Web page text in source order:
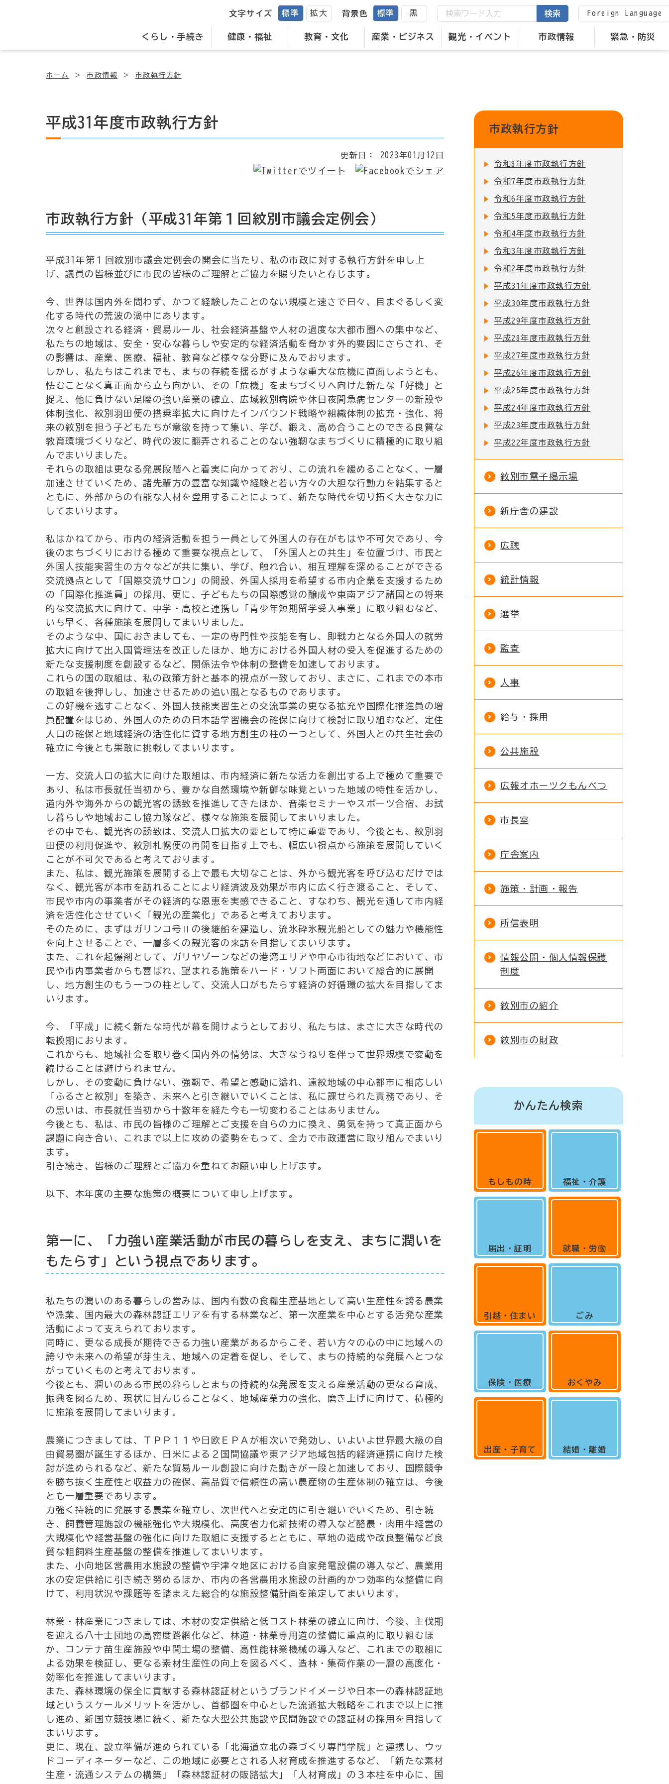
くらし・手続き 健康・福祉 教育・文化 産業・ビジネス 観光・イベント 市政情報 緊急・防災
文字サイズ 標準 拡大 背景色 標準 黒 検索 Foreign Language
ホーム 市政情報 市政執行方針
平成31年度市政執行方針
更新日： 2023年01月12日
市政執行方針（平成31年第１回紋別市議会定例会）
平成31年第１回紋別市議会定例会の開会に当たり、私の市政に対する執行方針を申し上
げ、議員の皆様並びに市民の皆様のご理解とご協力を賜りたいと存じます。
今、世界は国内外を問わず、かつて経験したことのない規模と速さで日々、目まぐるしく変
化する時代の荒波の渦中にあります。
次々と創設される経済・貿易ルール、社会経済基盤や人材の過度な大都市圏への集中など、
私たちの地域は、安全・安心な暮らしや安定的な経済活動を脅かす外的要因にさらされ、そ
の影響は、産業、医療、福祉、教育など様々な分野に及んでおります。
しかし、私たちはこれまでも、まちの存続を揺るがすような重大な危機に直面しようとも、
怯むことなく真正面から立ち向かい、その「危機」をまちづくりへ向けた新たな「好機」と
捉え、他に負けない足腰の強い産業の確立、広域紋別病院や休日夜間急病センターの新設や
体制強化、紋別羽田便の搭乗率拡大に向けたインバウンド戦略や組織体制の拡充・強化、将
来の紋別を担う子どもたちが意欲を持って集い、学び、鍛え、高め合うことのできる良質な
教育環境づくりなど、時代の波に翻弄されることのない強靭なまちづくりに積極的に取り組
んでまいりました。
それらの取組は更なる発展段階へと着実に向かっており、この流れを緩めることなく、一層
加速させていくため、諸先輩方の豊富な知識や経験と若い方々の大胆な行動力を結集すると
ともに、外部からの有能な人材を登用することによって、新たな時代を切り拓く大きな力に
してまいります。
私はかねてから、市内の経済活動を担う一員として外国人の存在がもはや不可欠であり、今
後のまちづくりにおける極めて重要な視点として、「外国人との共生」を位置づけ、市民と
外国人技能実習生の方々などが共に集い、学び、触れ合い、相互理解を深めることができる
交流拠点として「国際交流サロン」の開設、外国人採用を希望する市内企業を支援するため
の「国際化推進員」の採用、更に、子どもたちの国際感覚の醸成や東南アジア諸国との将来
的な交流拡大に向けて、中学・高校と連携し「青少年短期留学受入事業」に取り組むなど、
いち早く、各種施策を展開してまいりました。
そのような中、国におきましても、一定の専門性や技能を有し、即戦力となる外国人の就労
拡大に向けて出入国管理法を改正したほか、地方における外国人材の受入を促進するための
新たな支援制度を創設するなど、関係法令や体制の整備を加速しております。
これらの国の取組は、私の政策方針と基本的視点が一致しており、まさに、これまでの本市
の取組を後押しし、加速させるための追い風となるものであります。
この好機を逃すことなく、外国人技能実習生との交流事業の更なる拡充や国際化推進員の増
員配置をはじめ、外国人のための日本語学習機会の確保に向けて検討に取り組むなど、定住
人口の確保と地域経済の活性化に資する地方創生の柱の一つとして、外国人との共生社会の
確立に今後とも果敢に挑戦してまいります。
一方、交流人口の拡大に向けた取組は、市内経済に新たな活力を創出する上で極めて重要で
あり、私は市長就任当初から、豊かな自然環境や新鮮な味覚といった地域の特性を活かし、
道内外や海外からの観光客の誘致を推進してきたほか、音楽セミナーやスポーツ合宿、お試
し暮らしや地域おこし協力隊など、様々な施策を展開してまいりました。
その中でも、観光客の誘致は、交流人口拡大の要として特に重要であり、今後とも、紋別羽
田便の利用促進や、紋別札幌便の再開を目指す上でも、幅広い視点から施策を展開していく
ことが不可欠であると考えております。
また、私は、観光施策を展開する上で最も大切なことは、外から観光客を呼び込むだけでは
なく、観光客が本市を訪れることにより経済波及効果が市内に広く行き渡ること、そして、
市民や市内の事業者がその経済的な恩恵を実感できること、すなわち、観光を通して市内経
済を活性化させていく「観光の産業化」であると考えております。
そのために、まずはガリンコ号Ⅱの後継船を建造し、流氷砕氷観光船としての魅力や機能性
を向上させることで、一層多くの観光客の来訪を目指してまいります。
また、これを起爆剤として、ガリヤゾーンなどの港湾エリアや中心市街地などにおいて、市
民や市内事業者からも喜ばれ、望まれる施策をハード・ソフト両面において総合的に展開
し、地方創生のもう一つの柱として、交流人口がもたらす経済の好循環の拡大を目指してま
いります。
今、「平成」に続く新たな時代が幕を開けようとしており、私たちは、まさに大きな時代の
転換期におります。
これからも、地域社会を取り巻く国内外の情勢は、大きなうねりを伴って世界規模で変動を
続けることは避けられません。
しかし、その変動に負けない、強靭で、希望と感動に溢れ、遠紋地域の中心都市に相応しい
「ふるさと紋別」を築き、未来へと引き継いでいくことは、私に課せられた責務であり、そ
の思いは、市長就任当初から十数年を経た今も一切変わることはありません。
今後とも、私は、市民の皆様のご理解とご支援を自らの力に換え、勇気を持って真正面から
課題に向き合い、これまで以上に攻めの姿勢をもって、全力で市政運営に取り組んでまいり
ます。
引き続き、皆様のご理解とご協力を重ねてお願い申し上げます。
以下、本年度の主要な施策の概要について申し上げます。
第一に、「力強い産業活動が市民の暮らしを支え、まちに潤いを
もたらす」という視点であります。
私たちの潤いのある暮らしの営みは、国内有数の食糧生産基地として高い生産性を誇る農業
や漁業、国内最大の森林認証エリアを有する林業など、第一次産業を中心とする活発な産業
活動によって支えられております。
同時に、更なる成長が期待できる力強い産業があるからこそ、若い方々の心の中に地域への
誇りや未来への希望が芽生え、地域への定着を促し、そして、まちの持続的な発展へとつな
がっていくものと考えております。
今後とも、潤いのある市民の暮らしとまちの持続的な発展を支える産業活動の更なる育成、
振興を図るため、現状に甘んじることなく、地域産業力の強化、磨き上げに向けて、積極的
に施策を展開してまいります。
農業につきましては、ＴＰＰ１１や日欧ＥＰＡが相次いで発効し、いよいよ世界最大級の自
由貿易圏が誕生するほか、日米による２国間協議や東アジア地域包括的経済連携に向けた検
討が進められるなど、新たな貿易ルール創設に向けた動きが一段と加速しており、国際競争
を勝ち抜く生産性と収益力の確保、高品質で信頼性の高い農産物の生産体制の確立は、今後
とも一層重要であります。
力強く持続的に発展する農業を確立し、次世代へと安定的に引き継いでいくため、引き続
き、飼養管理施設の機能強化や大規模化、高度省力化新技術の導入など酪農・肉用牛経営の
大規模化や経営基盤の強化に向けた取組に支援するとともに、草地の造成や改良整備など良
質な粗飼料生産基盤の整備を推進してまいります。
また、小向地区営農用水施設の整備や宇津々地区における自家発電設備の導入など、農業用
水の安定供給に引き続き努めるほか、市内の各営農用水施設の計画的かつ効率的な整備に向
けて、利用状況や課題等を踏まえた総合的な施設整備計画を策定してまいります。
林業・林産業につきましては、木材の安定供給と低コスト林業の確立に向け、今後、主伐期
を迎える八十士団地の高密度路網化など、林道・林業専用道の整備に重点的に取り組むほ
か、コンテナ苗生産施設や中間土場の整備、高性能林業機械の導入など、これまでの取組に
よる効果を検証し、更なる素材生産性の向上を図るべく、造林・集荷作業の一層の高度化・
効率化を推進してまいります。
また、森林環境の保全に貢献する森林認証材というブランドイメージや日本一の森林認証地
域というスケールメリットを活かし、首都圏を中心とした流通拡大戦略をこれまで以上に推
し進め、新国立競技場に続く、新たな大型公共施設や民間施設での認証材の採用を目指して
まいります。
更に、現在、設立準備が進められている「北海道立北の森づくり専門学院」と連携し、ウッ
ドコーディネーターなど、この地域に必要とされる人材育成を推進するなど、「新たな素材
生産・流通システムの構築」「森林認証材の販路拡大」「人材育成」の３本柱を中心に、国
市政執行方針
令和8年度市政執行方針
令和7年度市政執行方針
令和6年度市政執行方針
令和5年度市政執行方針
令和4年度市政執行方針
令和3年度市政執行方針
令和2年度市政執行方針
平成31年度市政執行方針
平成30年度市政執行方針
平成29年度市政執行方針
平成28年度市政執行方針
平成27年度市政執行方針
平成26年度市政執行方針
平成25年度市政執行方針
平成24年度市政執行方針
平成23年度市政執行方針
平成22年度市政執行方針
紋別市電子掲示場
新庁舎の建設
広聴
統計情報
選挙
監査
人事
給与・採用
公共施設
広報オホーツクもんべつ
市長室
庁舎案内
施策・計画・報告
所信表明
情報公開・個人情報保護
制度
紋別市の紹介
紋別市の財政
かんたん検索
もしもの時
届出・証明
引越・住まい
保険・医療
出産・子育て
福祉・介護
就職・労働
ごみ
おくやみ
結婚・離婚